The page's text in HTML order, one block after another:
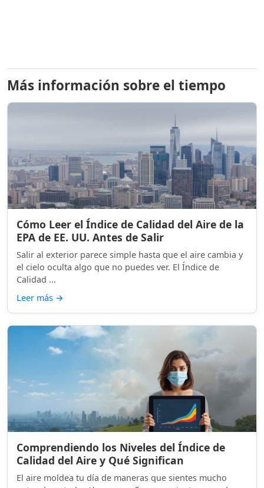
Más información sobre el tiempo
Cómo Leer el Índice de Calidad del Aire de la
EPA de EE. UU. Antes de Salir
Salir al exterior parece simple hasta que el aire cambia y
el cielo oculta algo que no puedes ver. El Índice de
Calidad ...
Leer más →
Comprendiendo los Niveles del Índice de
Calidad del Aire y Qué Significan
El aire moldea tu día de maneras que sientes mucho